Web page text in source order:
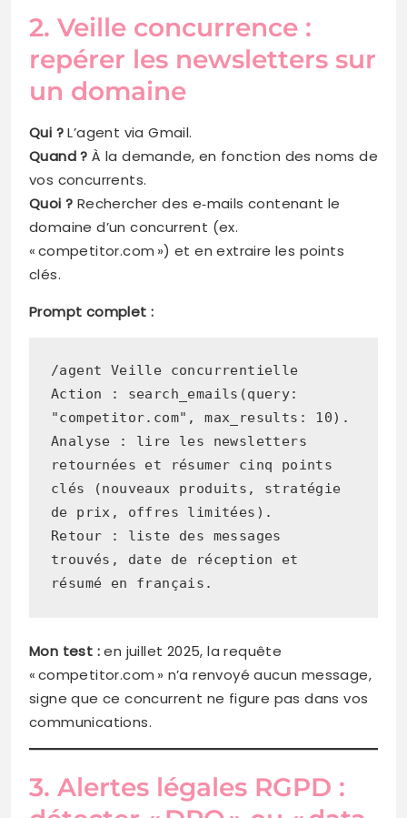
2. Veille concurrence :
repérer les newsletters sur
un domaine
Qui ?L’agent via Gmail.
Quand ? À la demande, en fonction des noms de
vos concurrents.
Quoi ? Rechercher des e‑mails contenant le
domaine d’un concurrent (ex.
« competitor.com ») et en extraire les points
clés.
Prompt complet :
/agent Veille concurrentielle
Action : search_emails(query:
"competitor.com", max_results: 10).
Analyse : lire les newsletters
retournées et résumer cinq points
clés (nouveaux produits, stratégie
de prix, offres limitées).
Retour : liste des messages
trouvés, date de réception et
résumé en français.
Mon test :en juillet 2025, la requête
« competitor.com » n’a renvoyé aucun message,
signe que ce concurrent ne figure pas dans vos
communications.
3. Alertes légales RGPD :